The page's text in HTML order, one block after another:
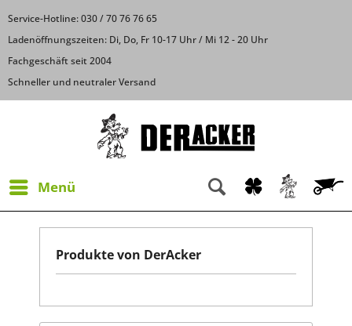
Service-Hotline: 030 / 70 76 76 65
Ladenöffnungszeiten: Di, Do, Fr 10-17 Uhr / Mi 12 - 20 Uhr
Fachgeschäft seit 2004
Schneller und neutraler Versand
Menü
Produkte von DerAcker